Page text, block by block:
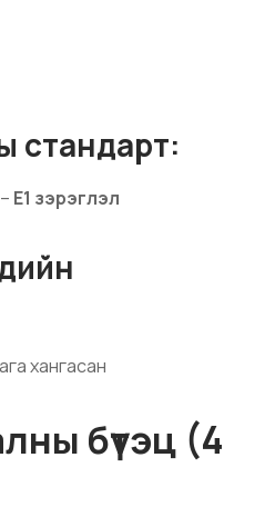
стандарт:
E1 зэрэглэл
хангасан
бүтэц (4